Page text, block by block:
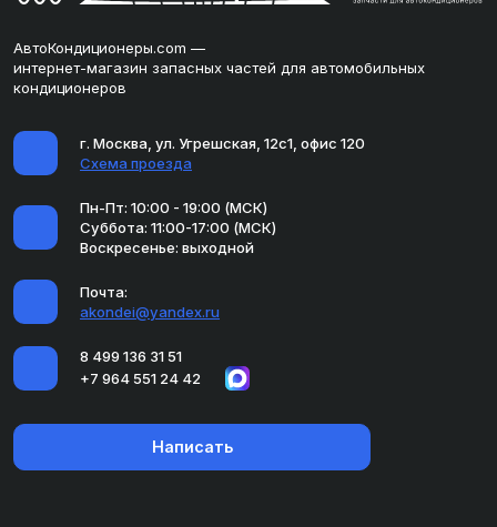
АвтоКондиционеры.com —
интернет-магазин запасных частей для автомобильных
кондиционеров
г. Москва, ул. Угрешская, 12с1, офис 120
Схема проезда
Пн-Пт: 10:00 - 19:00 (МСК)
Суббота: 11:00-17:00 (МСК)
Воскресенье: выходной
Почта:
akondei@yandex.ru
8 499 136 31 51
+7 964 551 24 42
Написать